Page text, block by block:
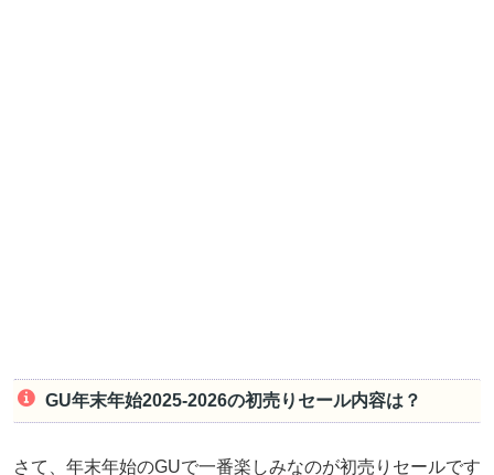
GU年末年始2025-2026の初売りセール内容は？
さて、年末年始のGUで一番楽しみなのが初売りセールです